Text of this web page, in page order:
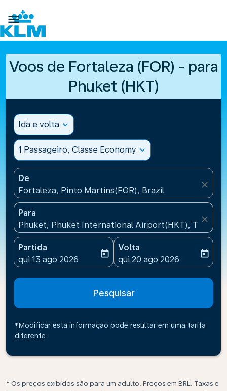

Voos de Fortaleza (FOR) - para
Phuket (HKT)
Ida e volta expand_more
1 Passageiro, Classe Economy expand_more
De
Fortaleza, Pinto Martins(FOR), Brazil
close
Para
Phuket, Phuket International Airport(HKT), Thailand
close
Partida
fc-booking-departure-date-aria-label
qui 13 ago 2026
today
Volta
fc-booking-return-date-
qui 20 ago 2026
today
Pesquisar
*Modificar esta informação pode resultar em uma tarifa
diferente
* Os preços exibidos são para um adulto. Preços em BRL. Taxas e